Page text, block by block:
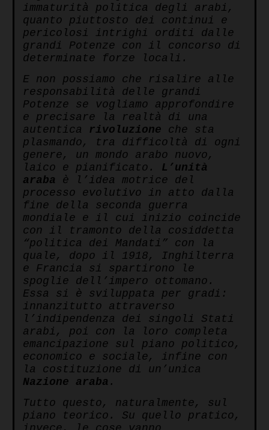
immaturità politica degli arabi,
quanto piuttosto dei continui e
pericolosi intrighi orditi dalle
grandi Potenze con il concorso di
determinate forze locali.
E non possiamo che risalire alle
responsabilità delle grandi
Potenze se vogliamo approfondire
e precisare la realtà di una
autentica rivoluzione che sta
plasmando, tra difficoltà di ogni
genere, un mondo arabo nuovo,
laico e pianificato. L’unità
araba è l’idea motrice del
processo evolutivo in atto dalla
fine della seconda guerra
mondiale e il cui inizio coincide
con il tramonto della cosiddetta
“politica dei Mandati” con la
quale, dopo il 1918, Inghilterra
e Francia si spartirono le
spoglie dell’impero ottomano.
Essa si è sviluppata per gradi:
innanzitutto attraverso
l’indipendenza dei singoli Stati
arabi, poi con la loro completa
emancipazione sul piano politico,
economico e sociale, infine con
la costituzione di un’unica
Nazione araba .
Tutto questo, naturalmente, sul
piano teorico. Su quello pratico,